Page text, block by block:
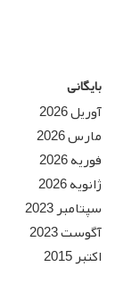
بایگانی
آوریل 2026
مارس 2026
فوریه 2026
ژانویه 2026
سپتامبر 2023
آگوست 2023
اکتبر 2015